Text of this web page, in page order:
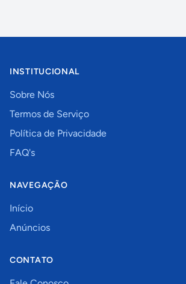
INSTITUCIONAL
Sobre Nós
Termos de Serviço
Política de Privacidade
FAQ's
NAVEGAÇÃO
Início
Anúncios
CONTATO